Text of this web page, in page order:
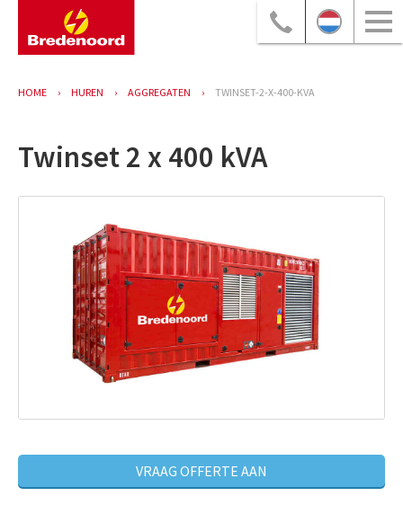
HOME HUREN AGGREGATEN TWINSET-2-X-400-KVA
Twinset 2 x 400 kVA
VRAAG OFFERTE AAN